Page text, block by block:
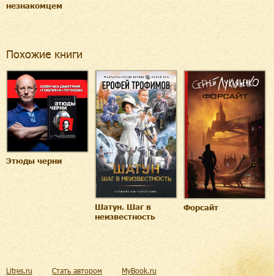
незнакомцем
Похожие книги
Этюды черни
Шатун. Шаг в
неизвестность
Форсайт
Litres.ru Стать автором MyBook.ru